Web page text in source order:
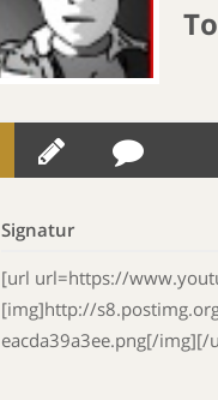
Signatur
[url url=https://
[img]http://
eacda39a3ee.png[/img][/